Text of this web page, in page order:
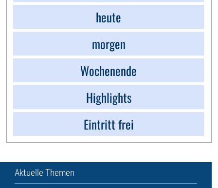
heute
morgen
Wochenende
Highlights
Eintritt frei
Aktuelle Themen